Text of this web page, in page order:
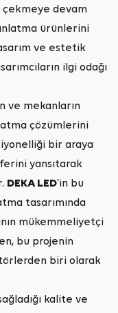
devam
ürünlerini
ve estetik
ilgi odağı
ve mekanların
çözümlerini
bir araya
yansıtarak
DEKA LED‘in bu
tasarımında
mükemmeliyetçi
bu projenin
biri olarak
kalite ve